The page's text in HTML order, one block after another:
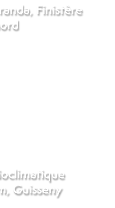
Finistère
Guisseny